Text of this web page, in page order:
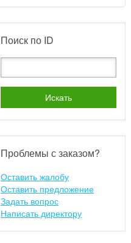
Поиск по ID
Искать
Проблемы с заказом?
Оставить жалобу
Оставить предложение
Задать вопрос
Написать директору